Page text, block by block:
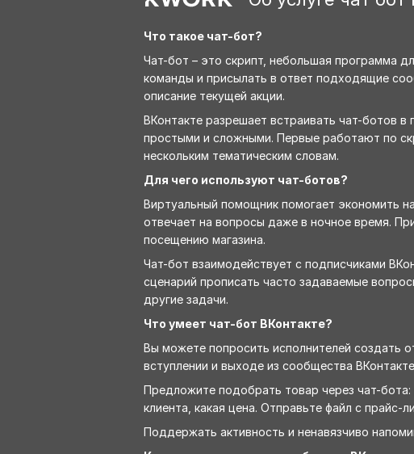
Что такое чат-бот?
Чат-бот – это скрипт, небольшая программа
команды и присылать в ответ подходящие
описание текущей акции.
ВКонтакте разрешает встраивать чат-ботов
простыми и сложными. Первые работают по
нескольким тематическим словам.
Для чего используют чат-ботов?
Виртуальный помощник помогает экономить
отвечает на вопросы даже в ночное время.
посещению магазина.
Чат-бот взаимодействует с подписчиками
сценарий прописать часто задаваемые
другие задачи.
Что умеет чат-бот ВКонтакте?
Вы можете попросить исполнителей создать
вступлении и выходе из сообщества
Предложите подобрать товар через чат-
клиента, какая цена. Отправьте файл с
Поддержать активность и ненавязчиво